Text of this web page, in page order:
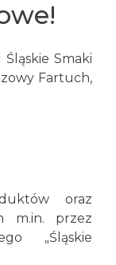
Smaki
Fartuch,
oraz
m.in. przez
„Śląskie